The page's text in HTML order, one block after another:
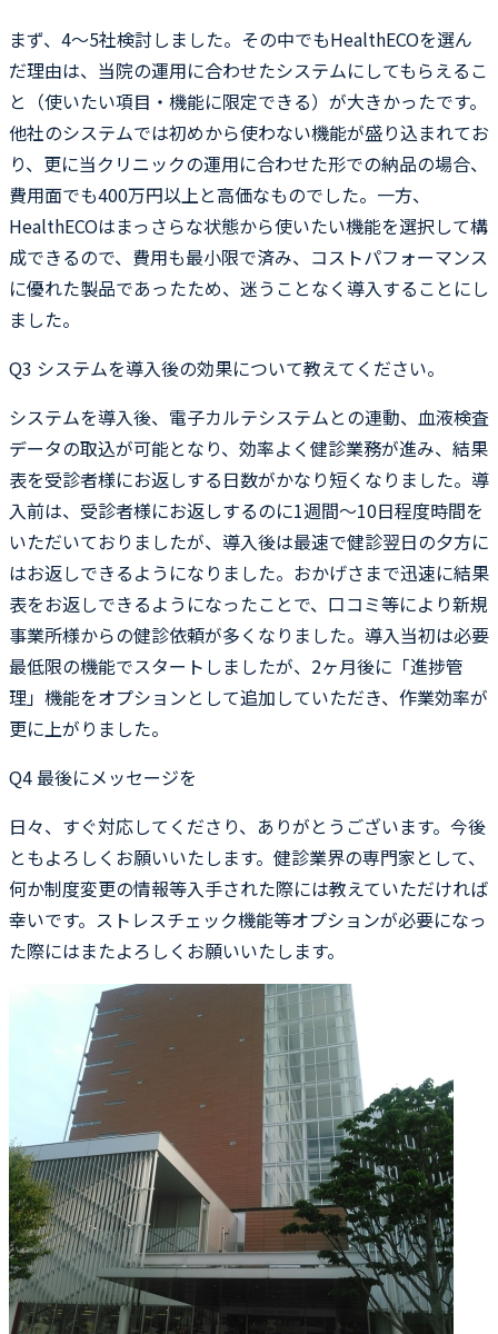
まず、4〜5社検討しました。その中でもHealthECOを選ん
だ理由は、当院の運用に合わせたシステムにしてもらえるこ
と（使いたい項目・機能に限定できる）が大きかったです。
他社のシステムでは初めから使わない機能が盛り込まれてお
り、更に当クリニックの運用に合わせた形での納品の場合、
費用面でも400万円以上と高価なものでした。一方、
HealthECOはまっさらな状態から使いたい機能を選択して構
成できるので、費用も最小限で済み、コストパフォーマンス
に優れた製品であったため、迷うことなく導入することにし
ました。
Q3 システムを導入後の効果について教えてください。
システムを導入後、電子カルテシステムとの連動、血液検査
データの取込が可能となり、効率よく健診業務が進み、結果
表を受診者様にお返しする日数がかなり短くなりました。導
入前は、受診者様にお返しするのに1週間〜10日程度時間を
いただいておりましたが、導入後は最速で健診翌日の夕方に
はお返しできるようになりました。おかげさまで迅速に結果
表をお返しできるようになったことで、口コミ等により新規
事業所様からの健診依頼が多くなりました。導入当初は必要
最低限の機能でスタートしましたが、2ヶ月後に「進捗管
理」機能をオプションとして追加していただき、作業効率が
更に上がりました。
Q4最後にメッセージを
日々、すぐ対応してくださり、ありがとうございます。今後
ともよろしくお願いいたします。健診業界の専門家として、
何か制度変更の情報等入手された際には教えていただければ
幸いです。ストレスチェック機能等オプションが必要になっ
た際にはまたよろしくお願いいたします。